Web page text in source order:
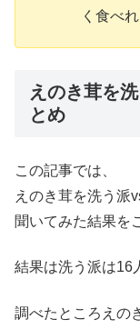
く食べ
えのき茸を
とめ
この記事では、
えのき茸を洗う派
聞いてみた結果を
結果は洗う派は16
調べたところえの